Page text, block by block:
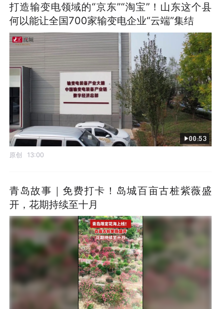
打造输变电领域的“京东”“淘宝”！山东这个县
何以能让全国700家输变电企业“云端”集结
00:53
原创 13:00
青岛故事｜免费打卡！岛城百亩古桩紫薇盛
开，花期持续至十月